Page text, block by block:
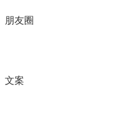
朋友圈
文案